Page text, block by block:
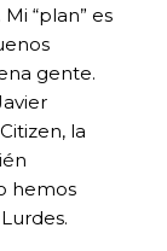
“plan” es
gente.
la
hemos